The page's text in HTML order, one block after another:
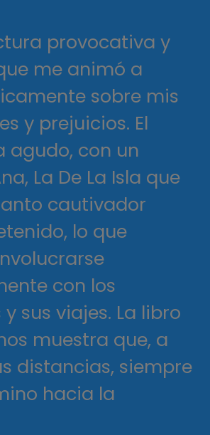
provocativa y
me animó a
sobre mis
y prejuicios. El
agudo, con un
La De La Isla que
cautivador
lo que
con los
sus viajes. La libro
muestra que, a
distancias, siempre
hacia la